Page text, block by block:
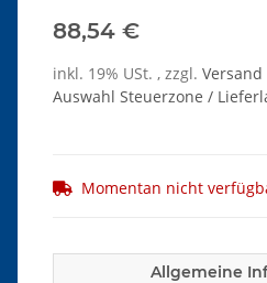
88,54 €
inkl. 19% USt. , zzgl. Versand
Auswahl Steuerzone /
Momentan nicht
Allgemeine